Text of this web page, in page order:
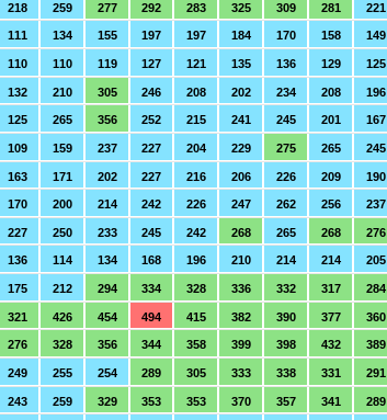
218 259 277 292 283 325 309 281 221
111 134 155 197 197 184 170 158 149
110 110 119 127 121 135 136 129 125
132 210 305 246 208 202 234 208 196
125 265 356 252 215 241 245 201 167
109 159 237 227 204 229 275 265 245
163 171 202 227 216 206 226 209 190
170 200 214 242 226 247 262 256 237
227 250 233 245 242 268 265 268 276
136 114 134 168 196 210 214 214 205
175 212 294 334 328 336 332 317 284
321 426 454 494 415 382 390 377 360
276 328 356 344 358 399 398 432 389
249 255 254 289 305 333 338 331 291
243 259 329 353 353 370 357 341 289